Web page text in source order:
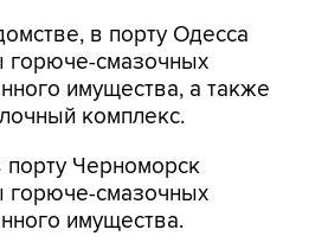
в порту Одесса
смазочных
имущества, а также
комплекс.
порту Черноморск
смазочных
имущества.